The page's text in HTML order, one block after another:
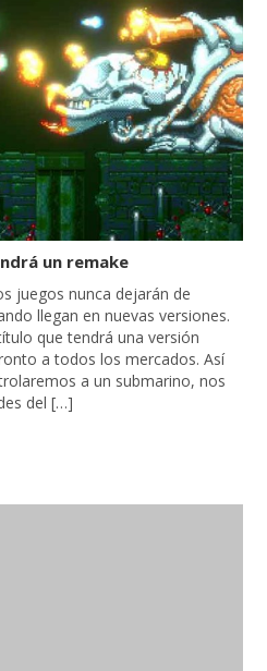
un remake
juegos nunca dejarán de
llegan en nuevas versiones.
que tendrá una versión
a todos los mercados. Así
a un submarino, nos
del […]